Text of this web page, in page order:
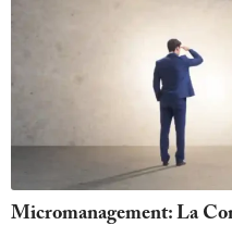
Micromanagement: La